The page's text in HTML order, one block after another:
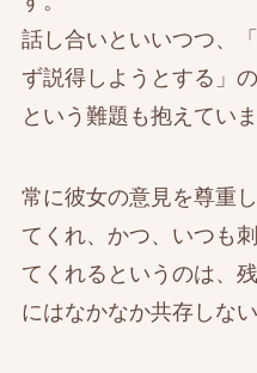
話し合いといいつつ、
ず説得しようとする」
という難題も抱えていま
常に彼女の意見を尊重
てくれ、かつ、いつも
てくれるというのは、
にはなかなか共存しない